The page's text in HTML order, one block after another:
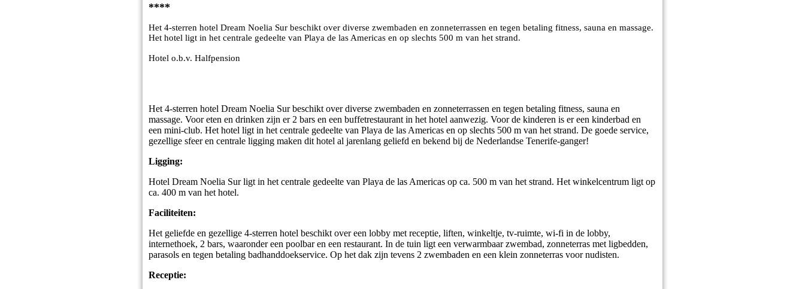
****
Het 4-sterren hotel Dream Noelia Sur beschikt over diverse zwembaden en zonneterrassen en tegen betaling fitness, sauna en massage.
Het hotel ligt in het centrale gedeelte van Playa de las Americas en op slechts 500 m van het strand.
Hotel o.b.v. Halfpension
Het 4-sterren hotel Dream Noelia Sur beschikt over diverse zwembaden en zonneterrassen en tegen betaling fitness, sauna en
massage. Voor eten en drinken zijn er 2 bars en een buffetrestaurant in het hotel aanwezig. Voor de kinderen is er een kinderbad en
een mini-club. Het hotel ligt in het centrale gedeelte van Playa de las Americas en op slechts 500 m van het strand. De goede service,
gezellige sfeer en centrale ligging maken dit hotel al jarenlang geliefd en bekend bij de Nederlandse Tenerife-ganger!
Ligging:
Hotel Dream Noelia Sur ligt in het centrale gedeelte van Playa de las Americas op ca. 500 m van het strand. Het winkelcentrum ligt op
ca. 400 m van het hotel.
Faciliteiten:
Het geliefde en gezellige 4-sterren hotel beschikt over een lobby met receptie, liften, winkeltje, tv-ruimte, wi-fi in de lobby,
internethoek, 2 bars, waaronder een poolbar en een restaurant. In de tuin ligt een verwarmbaar zwembad, zonneterras met ligbedden,
parasols en tegen betaling badhanddoekservice. Op het dak zijn tevens 2 zwembaden en een klein zonneterras voor nudisten.
Receptie: